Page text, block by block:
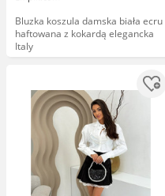
Bluzka koszula damska biała ecru
haftowana z kokardą elegancka
Italy